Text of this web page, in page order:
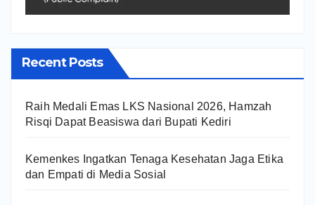
Recent Posts
Raih Medali Emas LKS Nasional 2026, Hamzah
Risqi Dapat Beasiswa dari Bupati Kediri
Kemenkes Ingatkan Tenaga Kesehatan Jaga Etika
dan Empati di Media Sosial